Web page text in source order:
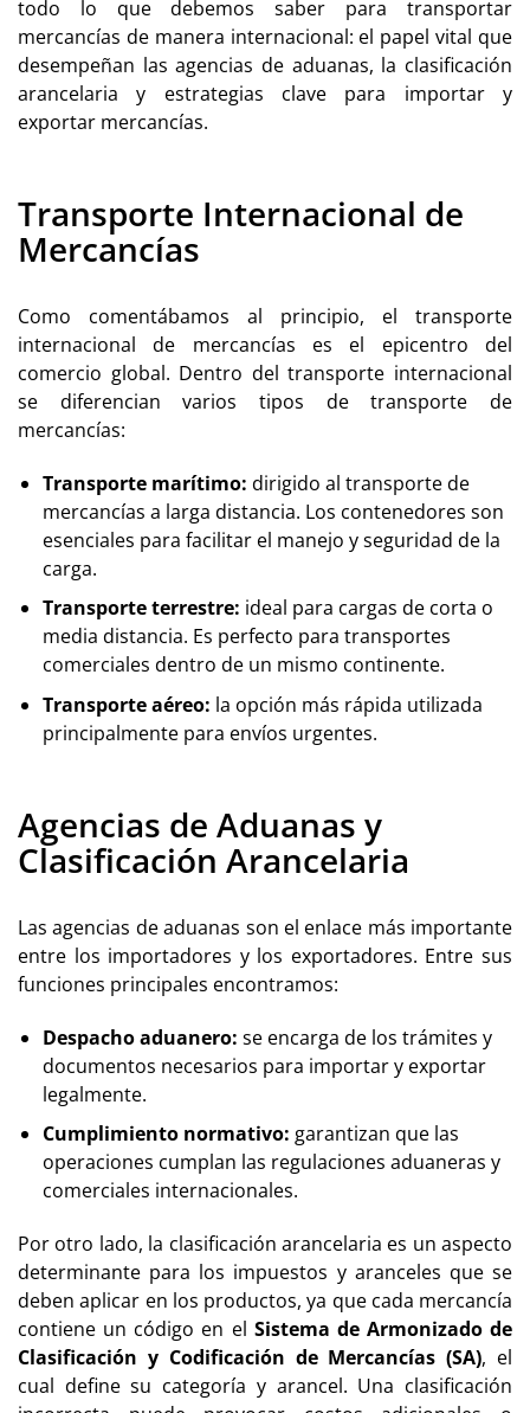
todo lo que debemos saber para transportar
mercancías de manera internacional: el papel vital que
desempeñan las agencias de aduanas, la clasificación
arancelaria y estrategias clave para importar y
exportar mercancías.
Transporte Internacional de
Mercancías
Como comentábamos al principio, el transporte
internacional de mercancías es el epicentro del
comercio global. Dentro del transporte internacional
se diferencian varios tipos de transporte de
mercancías:
Transporte marítimo: dirigido al transporte de
mercancías a larga distancia. Los contenedores son
esenciales para facilitar el manejo y seguridad de la
carga.
Transporte terrestre: ideal para cargas de corta o
media distancia. Es perfecto para transportes
comerciales dentro de un mismo continente.
Transporte aéreo: la opción más rápida utilizada
principalmente para envíos urgentes.
Agencias de Aduanas y
Clasificación Arancelaria
Lasagencias de aduanas son el enlace más importante
entre los importadores y los exportadores. Entre sus
funciones principales encontramos:
Despacho aduanero: se encarga de los trámites y
documentos necesarios para importar y exportar
legalmente.
Cumplimiento normativo: garantizan que las
operaciones cumplan las regulaciones aduaneras y
comerciales internacionales.
Por otro lado, la clasificación arancelaria es un aspecto
determinante para los impuestos y aranceles que se
deben aplicar en los productos, ya que cada mercancía
contiene un código en el Sistema de Armonizado de
Clasificación y Codificación de Mercancías (SA), el
cual define su categoría y arancel. Una clasificación